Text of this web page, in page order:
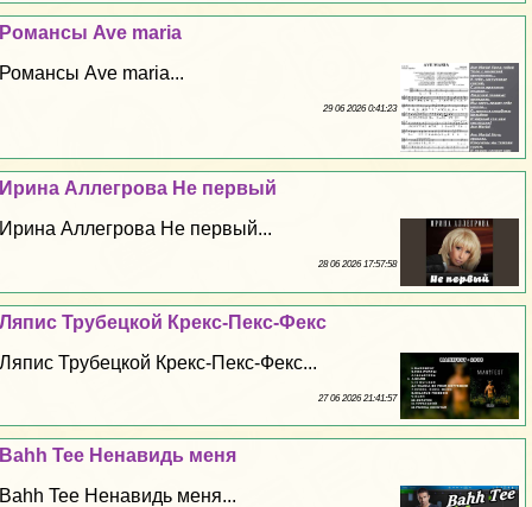
Романсы Ave maria
Романсы Ave maria...
29 06 2026 0:41:23
Ирина Аллегрова Не первый
Ирина Аллегрова Не первый...
28 06 2026 17:57:58
Ляпис Трубецкой Крекс-Пекс-Фекс
Ляпис Трубецкой Крекс-Пекс-Фекс...
27 06 2026 21:41:57
Bahh Tee Ненавидь меня
Bahh Tee Ненавидь меня...